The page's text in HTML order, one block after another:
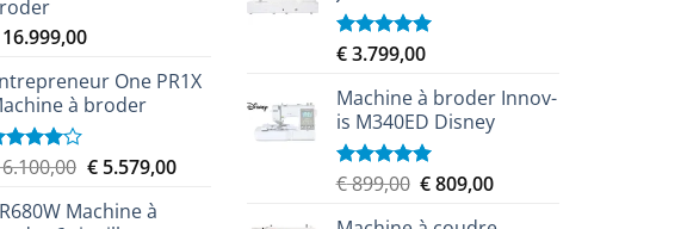
€ 8.349,00.
16.999,00
One PR1X
à broder
Le
initial
€5.579,00Le
Machine à
€ 459,00.
Note5.00
€3.799,00
Machine à broder Innov-
is M340ED Disney
Note5.00
€899,00 Le
€809,00Le